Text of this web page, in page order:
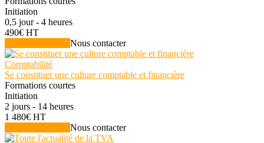
Initiation
0,5 jour - 4 heures
490€ HT
Nous contacter
Comptabilité
Se constituer une culture comptable et financière
Formations courtes
Initiation
2 jours - 14 heures
1 480€ HT
Nous contacter